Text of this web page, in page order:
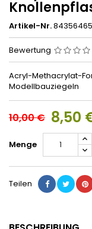
Artikel-Nr.
Bewertung
Acryl-Methacrylat-
Modellbauziegeln
10,00 € 8,50
Menge
Teilen